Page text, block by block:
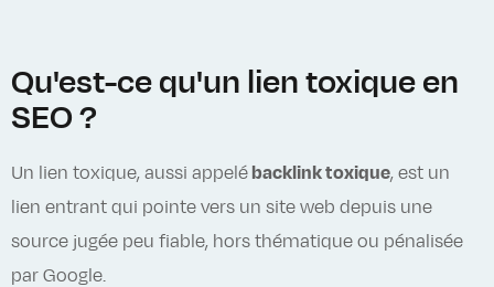
Qu'est-ce qu'un lien toxique en
SEO ?
Un lien toxique, aussi appelé backlink toxique, est un
lien entrant qui pointe vers un site web depuis une
source jugée peu fiable, hors thématique ou pénalisée
par Google.